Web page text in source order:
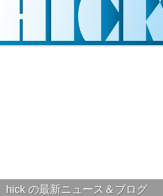
hick の最新ニュース＆ブログ